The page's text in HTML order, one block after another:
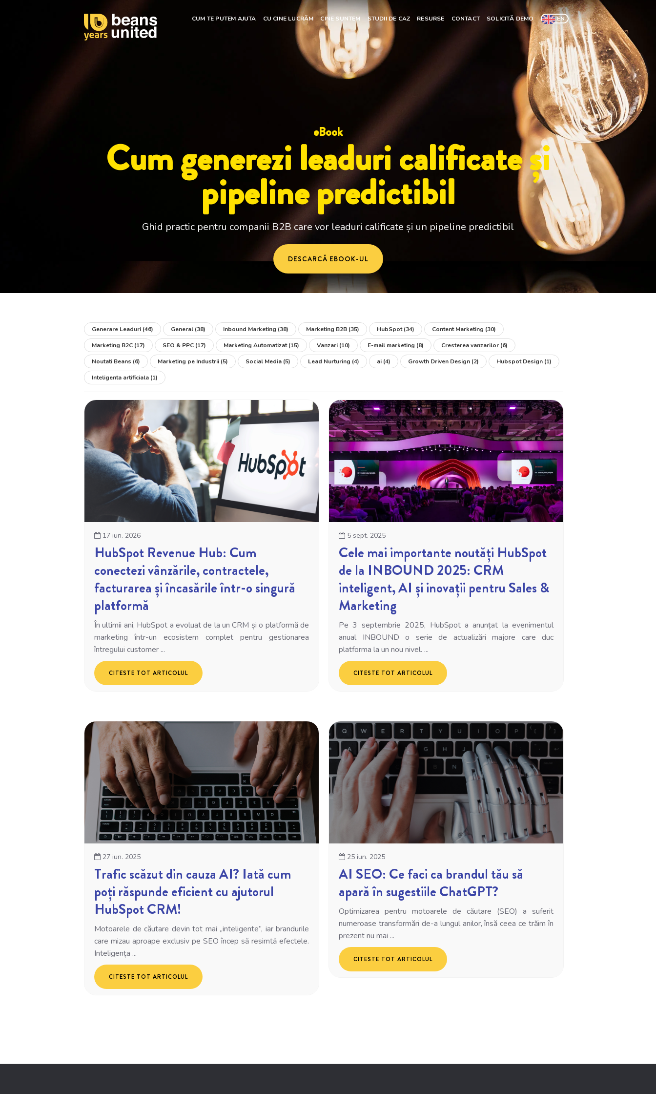
CUM TE PUTEM AJUTA CU CINE LUCRĂM CINE SUNTEM STUDII DE CAZ RESURSE CONTACT SOLICITĂ DEMO EN
eBook
Cum generezi leaduri calificate și
pipeline predictibil
Ghid practic pentru companii B2B care vor leaduri calificate și un pipeline predictibil
DESCARCĂ EBOOK-UL
Generare Leaduri (46) General (38) Inbound Marketing (38) Marketing B2B (35) HubSpot(34) Content Marketing (30)
Marketing B2C (17) SEO & PPC (17) Marketing Automatizat(15) Vanzari (10) E-mail marketing (8) Cresterea vanzarilor (6)
Noutati Beans (6) Marketing pe Industrii (5) Social Media (5) Lead Nurturing (4) ai (4) Growth Driven Design (2) Hubspot Design (1)
Inteligenta artificiala (1)
17 iun. 2026
HubSpot Revenue Hub: Cum
conectezi vânzările, contractele,
facturarea și încasările într-o singură
platformă
În ultimii ani, HubSpot a evoluat de la un CRM și o platformă de
marketing într-un ecosistem complet pentru gestionarea
întregului customer ...
CITESTE TOT ARTICOLUL
5 sept. 2025
Cele mai importante noutăți HubSpot
de la INBOUND 2025: CRM
inteligent, AI și inovații pentru Sales &
Marketing
Pe 3 septembrie 2025, HubSpot a anunțat la evenimentul
anual INBOUND o serie de actualizări majore care duc
platforma la un nou nivel. ...
CITESTE TOT ARTICOLUL
27 iun. 2025
Trafic scăzut din cauza AI? Iată cum
poți răspunde eficient cu ajutorul
HubSpot CRM!
Motoarele de căutare devin tot mai „inteligente”, iar brandurile
care mizau aproape exclusiv pe SEO încep să resimtă efectele.
Inteligența ...
CITESTE TOT ARTICOLUL
25 iun. 2025
AI SEO: Ce faci ca brandul tău să
apară în sugestiile ChatGPT?
Optimizarea pentru motoarele de căutare (SEO) a suferit
numeroase transformări de-a lungul anilor, însă ceea ce trăim în
prezent nu mai ...
CITESTE TOT ARTICOLUL